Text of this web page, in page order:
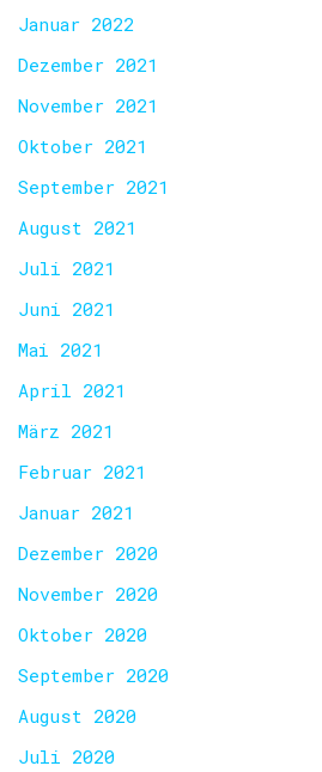
Januar 2022
Dezember 2021
November 2021
Oktober 2021
September 2021
August 2021
Juli 2021
Juni 2021
Mai 2021
April 2021
März 2021
Februar 2021
Januar 2021
Dezember 2020
November 2020
Oktober 2020
September 2020
August 2020
Juli 2020